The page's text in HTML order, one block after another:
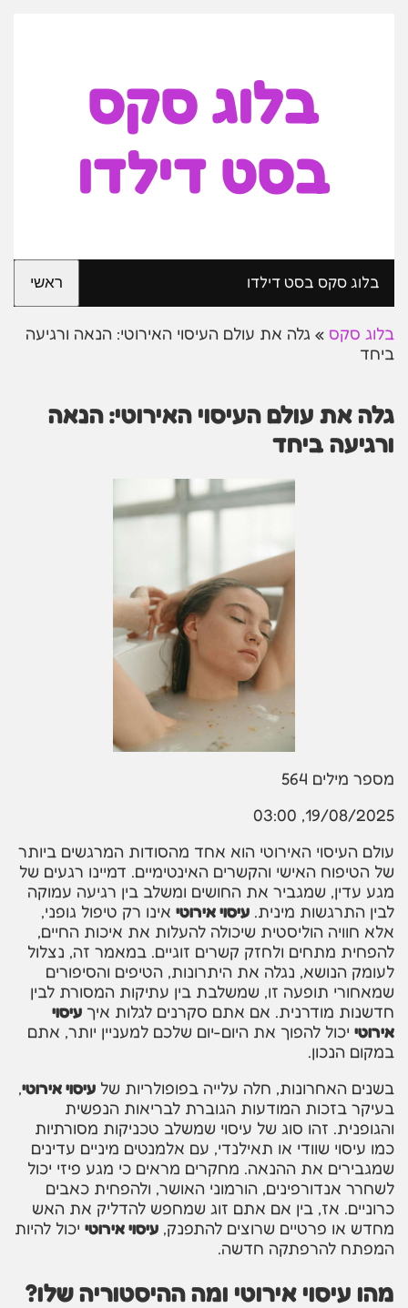
בלוג סקס
בסט דילדו
בלוג סקס בסט דילדו ראשי
בלוג סקס » גלה את עולם העיסוי האירוטי: הנאה ורגיעה
ביחד
גלה את עולם העיסוי האירוטי: הנאה
ורגיעה ביחד
מספר מילים 564
19/08/2025, 03:00
עולם העיסוי האירוטי הוא אחד מהסודות המרגשים ביותר
של הטיפוח האישי והקשרים האינטימיים. דמיינו רגעים של
מגע עדין, שמגביר את החושים ומשלב בין רגיעה עמוקה
לבין התרגשות מינית. עיסוי אירוטי אינו רק טיפול גופני,
אלא חוויה הוליסטית שיכולה להעלות את איכות החיים,
להפחית מתחים ולחזק קשרים זוגיים. במאמר זה, נצלול
לעומק הנושא, נגלה את היתרונות, הטיפים והסיפורים
שמאחורי תופעה זו, שמשלבת בין עתיקות המסורת לבין
חדשנות מודרנית. אם אתם סקרנים לגלות איך עיסוי
אירוטי יכול להפוך את היום-יום שלכם למעניין יותר, אתם
במקום הנכון.
בשנים האחרונות, חלה עלייה בפופולריות של עיסוי אירוטי,
בעיקר בזכות המודעות הגוברת לבריאות הנפשית
והגופנית. זהו סוג של עיסוי שמשלב טכניקות מסורתיות
כמו עיסוי שוודי או תאילנדי, עם אלמנטים מיניים עדינים
שמגבירים את ההנאה. מחקרים מראים כי מגע פיזי יכול
לשחרר אנדורפינים, הורמוני האושר, ולהפחית כאבים
כרוניים. אז, בין אם אתם זוג שמחפש להדליק את האש
מחדש או פרטיים שרוצים להתפנק, עיסוי אירוטי יכול להיות
המפתח להרפתקה חדשה.
מהו עיסוי אירוטי ומה ההיסטוריה שלו?